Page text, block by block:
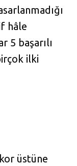
hâle
5 başarılı
ilki
üstüne